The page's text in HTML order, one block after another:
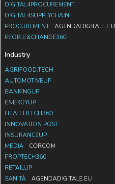
DIGITAL4PROCUREMENT
DIGITAL4SUPPLYCHAIN
PROCUREMENT
AGENDADIGITALE.EU
PEOPLE&CHANGE360
Industry
AGRIFOOD.TECH
AUTOMOTIVEUP
BANKINGUP
ENERGYUP
HEALTHTECH360
INNOVATION POST
INSURANCEUP
MEDIA
CORCOM
PROPTECH360
RETAILUP
SANITÀ
AGENDADIGITALE.EU